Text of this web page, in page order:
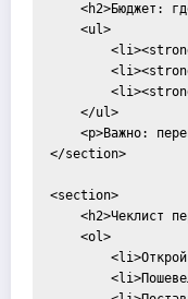
<h2>Бюджет:
    <ul>
    </ul>
<p>Важно:
</section>
<section>
<h2>Чеклист
    <ol>